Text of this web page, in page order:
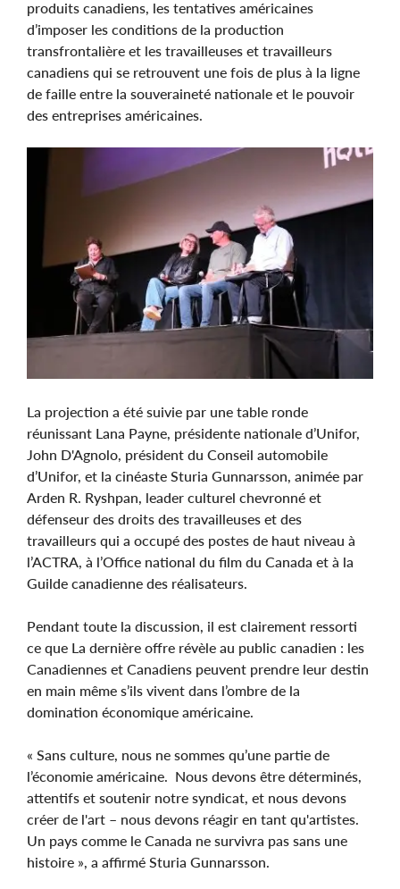
produits canadiens, les tentatives américaines
d’imposer les conditions de la production
transfrontalière et les travailleuses et travailleurs
canadiens qui se retrouvent une fois de plus à la ligne
de faille entre la souveraineté nationale et le pouvoir
des entreprises américaines.
La projection a été suivie par une table ronde
réunissant Lana Payne, présidente nationale d’Unifor,
John D'Agnolo, président du Conseil automobile
d’Unifor, et la cinéaste Sturia Gunnarsson, animée par
Arden R. Ryshpan, leader culturel chevronné et
défenseur des droits des travailleuses et des
travailleurs qui a occupé des postes de haut niveau à
l’ACTRA, à l’Office national du film du Canada et à la
Guilde canadienne des réalisateurs.
Pendant toute la discussion, il est clairement ressorti
ce que La dernière offre révèle au public canadien : les
Canadiennes et Canadiens peuvent prendre leur destin
en main même s’ils vivent dans l’ombre de la
domination économique américaine.
« Sans culture, nous ne sommes qu’une partie de
l’économie américaine. Nous devons être déterminés,
attentifs et soutenir notre syndicat, et nous devons
créer de l'art – nous devons réagir en tant qu'artistes.
Un pays comme le Canada ne survivra pas sans une
histoire », a affirmé Sturia Gunnarsson.